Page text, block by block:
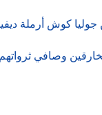
كوش أرملة
وصافي